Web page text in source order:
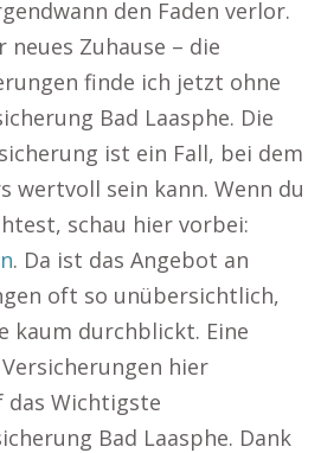
den Faden verlor.
neues Zuhause – die
finde ich jetzt ohne
Bad Laasphe. Die
ist ein Fall, bei dem
wertvoll sein kann. Wenn du
schau hier vorbei:
. Da ist das Angebot an
oft so unübersichtlich,
kaum durchblickt. Eine
hier
das Wichtigste
Bad Laasphe. Dank